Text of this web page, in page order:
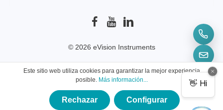
© 2026 eVision Instruments
y los posibles gastos de envío, si
Este sitio web utiliza cookies para garantizar la mejor experiencia
posible. Más información...
Rechazar Configurar